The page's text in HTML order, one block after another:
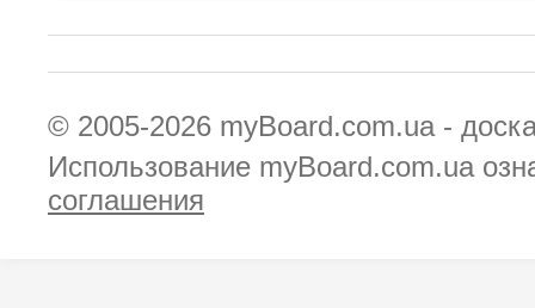
© 2005-2026 myBoard.com.ua -
Использование myBoard.com.ua
соглашения